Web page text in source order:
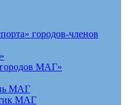
городов-членов
МАГ»
МАГ
МАГ